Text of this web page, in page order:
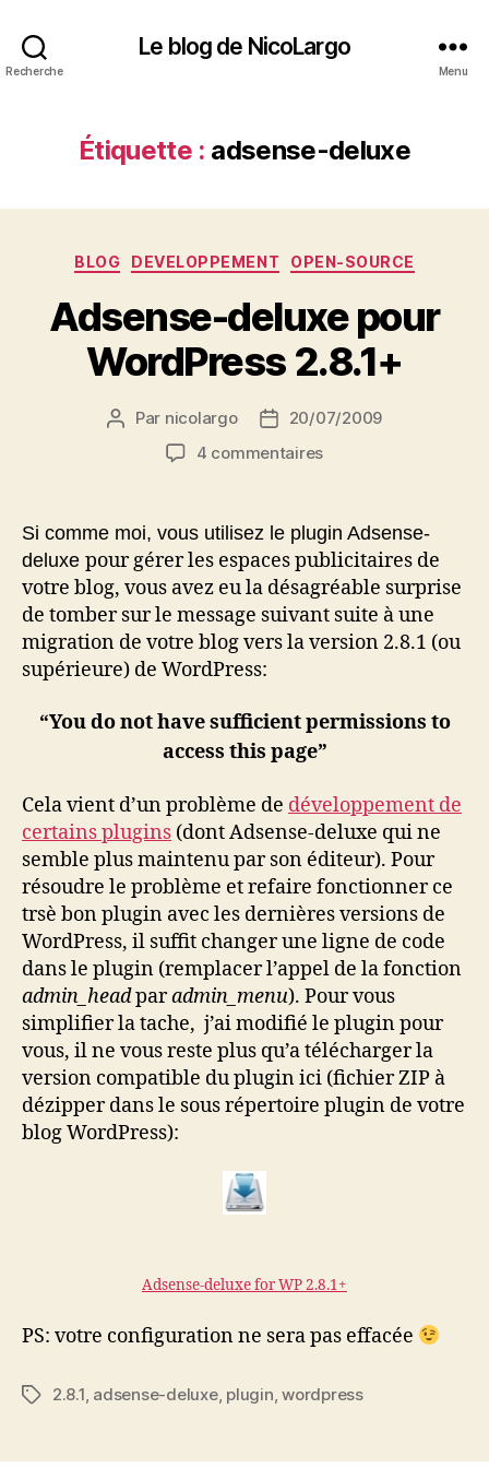
Recherche
Le blog de NicoLargo
Menu
Étiquette : adsense-deluxe
Catégories
BLOG DEVELOPPEMENT OPEN-SOURCE
Adsense-deluxe pour
WordPress 2.8.1+
Auteur
Par nicolargo
Date20/07/2009
4 commentairessur
pour
WordPress
2.8.1+
Si comme moi, vous utilisez le plugin Adsense-
deluxe pour gérer les espaces publicitaires de
votre blog, vous avez eu la désagréable surprise
de tomber sur le message suivant suite à une
migration de votre blog vers la version 2.8.1 (ou
supérieure) de WordPress:
“You do not have sufficient permissions to
access this page”
Cela vient d’un problème de développement de
certains plugins (dont Adsense-deluxe qui ne
semble plus maintenu par son éditeur). Pour
résoudre le problème et refaire fonctionner ce
trsè bon plugin avec les dernières versions de
WordPress, il suffit changer une ligne de code
dans le plugin (remplacer l’appel de la fonction
admin_headparadmin_menu). Pour vous
simplifier la tache, j’ai modifié le plugin pour
vous, il ne vous reste plus qu’a télécharger la
version compatible du plugin ici (fichier ZIP à
dézipper dans le sous répertoire plugin de votre
blog WordPress):
Adsense-deluxe for WP 2.8.1+
PS: votre configuration ne sera pas effacée
Étiquettes
2.8.1, adsense-deluxe, plugin,wordpress